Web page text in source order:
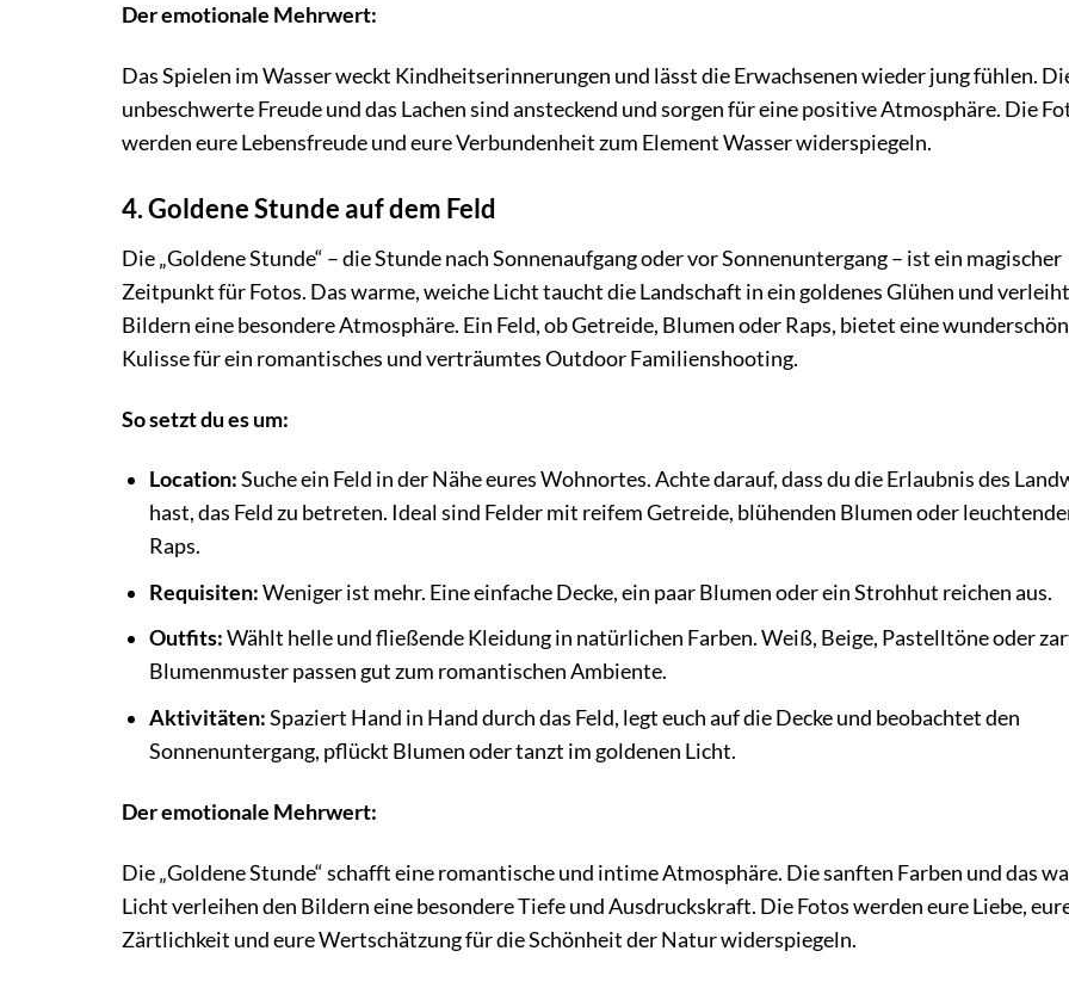
Der emotionale Mehrwert:
Das Spielen im Wasser weckt Kindheitserinnerungen und lässt die Erwachsenen wieder jung fühlen.
unbeschwerte Freude und das Lachen sind ansteckend und sorgen für eine positive Atmosphäre. Die
werden eure Lebensfreude und eure Verbundenheit zum Element Wasser widerspiegeln.
4. Goldene Stunde auf dem Feld
Die „Goldene Stunde“ – die Stunde nach Sonnenaufgang oder vor Sonnenuntergang – ist ein magischer
Zeitpunkt für Fotos. Das warme, weiche Licht taucht die Landschaft in ein goldenes Glühen und
Bildern eine besondere Atmosphäre. Ein Feld, ob Getreide, Blumen oder Raps, bietet eine
Kulisse für ein romantisches und verträumtes Outdoor Familienshooting.
So setzt du es um:
Location:Suche ein Feld in der Nähe eures Wohnortes. Achte darauf, dass du die Erlaubnis des
hast, das Feld zu betreten. Ideal sind Felder mit reifem Getreide, blühenden Blumen oder
Raps.
Requisiten:Weniger ist mehr. Eine einfache Decke, ein paar Blumen oder ein Strohhut reichen aus.
Outfits:Wählt helle und fließende Kleidung in natürlichen Farben. Weiß, Beige, Pastelltöne oder
Blumenmuster passen gut zum romantischen Ambiente.
Aktivitäten:Spaziert Hand in Hand durch das Feld, legt euch auf die Decke und beobachtet den
Sonnenuntergang, pflückt Blumen oder tanzt im goldenen Licht.
Der emotionale Mehrwert:
Die „Goldene Stunde“ schafft eine romantische und intime Atmosphäre. Die sanften Farben und das
Licht verleihen den Bildern eine besondere Tiefe und Ausdruckskraft. Die Fotos werden eure Liebe,
Zärtlichkeit und eure Wertschätzung für die Schönheit der Natur widerspiegeln.